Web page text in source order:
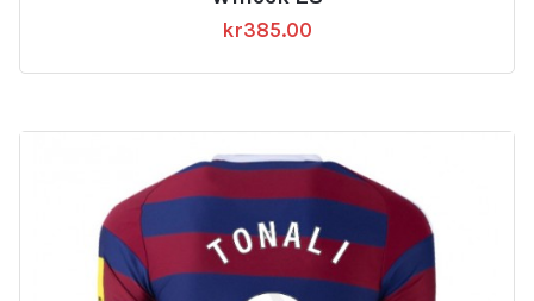
kr385.00